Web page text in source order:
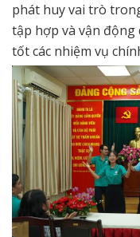
phát huy vai trò
tập hợp và vận
tốt các nhiệm vụ